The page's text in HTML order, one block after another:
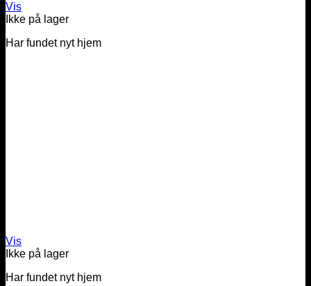
Vis
Ikke på lager
Har fundet nyt hjem
Vis
Ikke på lager
Har fundet nyt hjem